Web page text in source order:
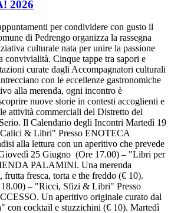
2026
per condividere con gusto il
di Pedrengo organizza la rassegna
culturale nata per unire la passione
convivialità. Cinque tappe tra sapori e
curate dagli Accompagnatori culturali
con le eccellenze gastronomiche
alla merenda, ogni incontro è
nuove storie in contesti accoglienti e
attività commerciali del Distretto del
Il Calendario degli Incontri Martedì 19
& Libri" Presso ENOTECA
alla lettura con un aperitivo che prevede
25 Giugno (Ore 17.00) – "Libri per
PALAMINI. Una merenda
fresca, torta e the freddo (€ 10).
– "Ricci, Sfizi & Libri" Presso
Un aperitivo originale curato dal
con cocktail e stuzzichini (€ 10). Martedì